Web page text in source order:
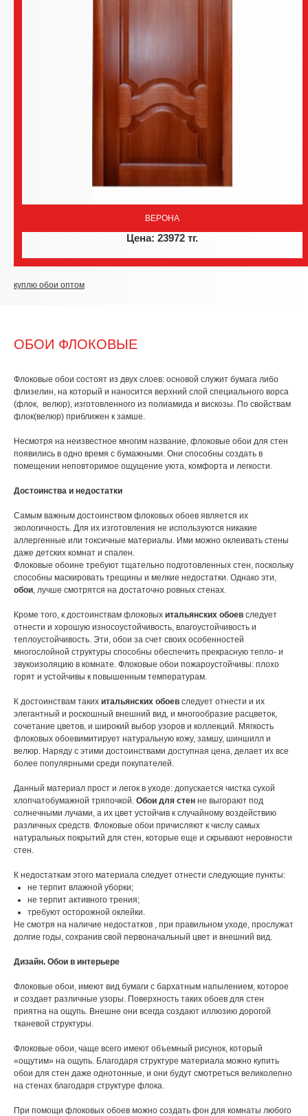
ВЕРОНА
Цена: 23972 тг.
куплю обои оптом
ОБОИ ФЛОКОВЫЕ
Флоковые обои состоят из двух слоев: основой служит бумага либо
флизелин, на который и наносится верхний слой специального ворса
(флок, велюр), изготовленного из полиамида и вискозы. По свойствам
флок(велюр) приближен к замше.
Несмотря на неизвестное многим название, флоковые обои для стен
появились в одно время с бумажными. Они способны создать в
помещении неповторимое ощущение уюта, комфорта и легкости.
Достоинства и недостатки
Самым важным достоинством флоковых обоев является их
экологичность. Для их изготовления не используются никакие
аллергенные или токсичные материалы. Ими можно оклеивать стены
даже детских комнат и спален.
Флоковые обоине требуют тщательно подготовленных стен, поскольку
способны маскировать трещины и мелкие недостатки. Однако эти,
обои, лучше смотрятся на достаточно ровных стенах.
Кроме того, к достоинствам флоковых итальянских обоев следует
отнести и хорошую износоустойчивость, влагоустойчивость и
теплоустойчивость. Эти, обои за счет своих особенностей
многослойной структуры способны обеспечить прекрасную тепло- и
звукоизоляцию в комнате. Флоковые обои пожароустойчивы: плохо
горят и устойчивы к повышенным температурам.
К достоинствам таких итальянских обоев следует отнести и их
элегантный и роскошный внешний вид, и многообразие расцветок,
сочетание цветов, и широкий выбор узоров и коллекций. Мягкость
флоковых обоевимитирует натуральную кожу, замшу, шиншилл и
велюр. Наряду с этими достоинствами доступная цена, делает их все
более популярными среди покупателей.
Данный материал прост и легок в уходе: допускается чистка сухой
хлопчатобумажной тряпочкой. Обои для стен не выгорают под
солнечными лучами, а их цвет устойчив к случайному воздействию
различных средств. Флоковые обои причисляют к числу самых
натуральных покрытий для стен, которые еще и скрывают неровности
стен.
К недостаткам этого материала следует отнести следующие пункты:
не терпит влажной уборки;
не терпит активного трения;
требуют осторожной оклейки.
Не смотря на наличие недостатков , при правильном уходе, прослужат
долгие годы, сохранив свой первоначальный цвет и внешний вид.
Дизайн. Обои в интерьере
Флоковые обои, имеют вид бумаги с бархатным напылением, которое
и создает различные узоры. Поверхность таких обоев для стен
приятна на ощупь. Внешне они всегда создают иллюзию дорогой
тканевой структуры.
Флоковые обои, чаще всего имеют объемный рисунок, который
«ощутим» на ощупь. Благодаря структуре материала можно купить
обои для стен даже однотонные, и они будут смотреться великолепно
на стенах благодаря структуре флока.
При помощи флоковых обоев можно создать фон для комнаты любого